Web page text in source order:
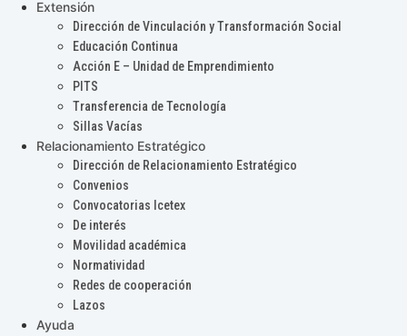
Extensión
Dirección de Vinculación y Transformación Social
Educación Continua
Acción E – Unidad de Emprendimiento
PITS
Transferencia de Tecnología
Sillas Vacías
Relacionamiento Estratégico
Dirección de Relacionamiento Estratégico
Convenios
Convocatorias Icetex
De interés
Movilidad académica
Normatividad
Redes de cooperación
Lazos
Ayuda